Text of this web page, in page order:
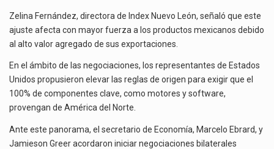
Zelina Fernández, directora de Index Nuevo León, señaló que este
ajuste afecta con mayor fuerza a los productos mexicanos debido
al alto valor agregado de sus exportaciones.
En el ámbito de las negociaciones, los representantes de Estados
Unidos propusieron elevar las reglas de origen para exigir que el
100% de componentes clave, como motores y software,
provengan de América del Norte.
Ante este panorama, el secretario de Economía, Marcelo Ebrard, y
Jamieson Greer acordaron iniciar negociaciones bilaterales